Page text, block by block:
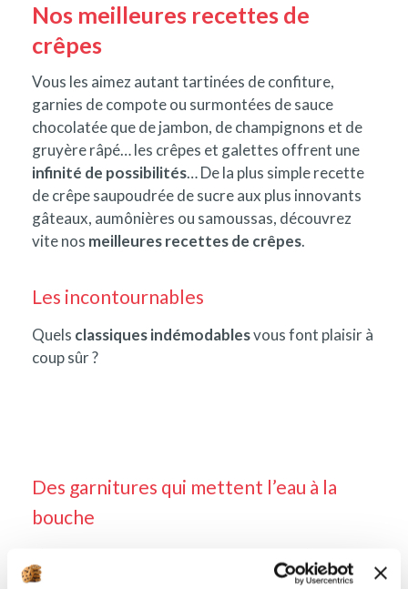
Nos meilleures recettes de
crêpes
Vous les aimez autant tartinées de confiture,
garnies de compote ou surmontées de sauce
chocolatée que de jambon, de champignons et de
gruyère râpé… les crêpes et galettes offrent une
infinité de possibilités… De la plus simple recette
de crêpe saupoudrée de sucre aux plus innovants
gâteaux, aumônières ou samoussas, découvrez
vite nos meilleures recettes de crêpes.
Les incontournables
Quels classiques indémodablesvous font plaisir à
coup sûr ?
Des garnitures qui mettent l’eau à la
bouche
moelleuse, ce sont les
sauces, confitures et